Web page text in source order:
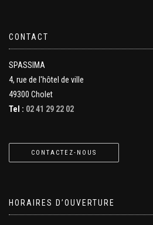
CONTACT
SPASSIMA
4, rue de l'hôtel de ville
49300 Cholet
Tel : 02 41 29 22 02
CONTACTEZ-NOUS
HORAIRES D’OUVERTURE